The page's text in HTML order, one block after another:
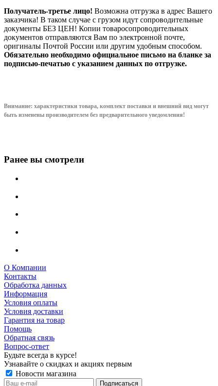
Получатель-третье лицо! Возможна отгрузка в адрес Вашего
заказчика! В таком случае с грузом идут сопроводительные
документы БЕЗ ЦЕН! Копии товаросопроводительных
документов отправляются Вам по электронной почте,
оригиналы Почтой России или другим удобным способом.
Обязательно необходимо официальное письмо на бланке за
подписью-печатью с указанием данных по отгрузке.
Внимание: характеристики товара, комплект поставки и внешний вид могут
быть изменены производителем без предварительного уведомления!
Ранее вы смотрели
О Компании
Контакты
Обработка данных
Информация
Условия оплаты
Условия доставки
Гарантия на товар
Помощь
Обратная связь
Вопрос-ответ
Будьте всегда в курсе!
Узнавайте о скидках и акциях первым
Новости магазина